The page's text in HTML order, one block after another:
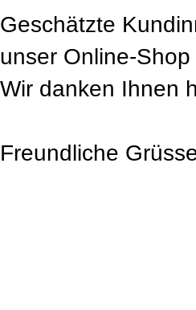
Geschätzte
unser Online-
Wir danken Ihnen
Freundliche